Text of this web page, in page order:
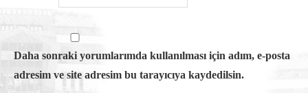
Daha sonraki yorumlarımda kullanılması için adım, e-posta
adresim ve site adresim bu tarayıcıya kaydedilsin.